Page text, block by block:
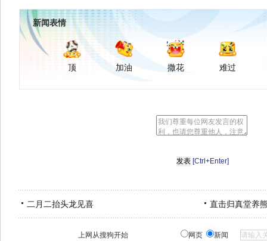
新闻表情
顶 加油 撒花 难过
[Ctrl+Enter]
二月二抬头龙见喜 直击归真堂养
上网从搜狗开始 网页 新闻